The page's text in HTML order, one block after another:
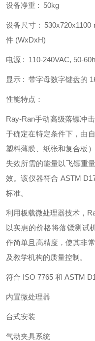
设备净重 : 50kg
设备尺寸 : 530x720x1100
件 (WxDxH)
电源 : 110-240VAC, 50-
显示 : 带字母数字键盘的
性能特点：
Ray-Ran手动高级落镖冲
于确定在特定条件下，由
塑料薄膜、纸张和复合板
失效所需的能量以飞镖重
效。该仪器符合 ASTM
标准。
利用板载微处理器技术，
以实惠的价格将落镖测试
作简单且高精度，使其非
及教学机构的质量控制。
符合 ISO 7765 和 ASTM
内置微处理器
台式安装
气动夹具系统